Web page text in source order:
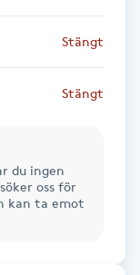
Stängt
Stängt
du ingen
oss för
kan ta emot